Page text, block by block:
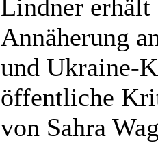
Lindner erhält
Annäherung
und Ukraine-
öffentliche
von Sahra